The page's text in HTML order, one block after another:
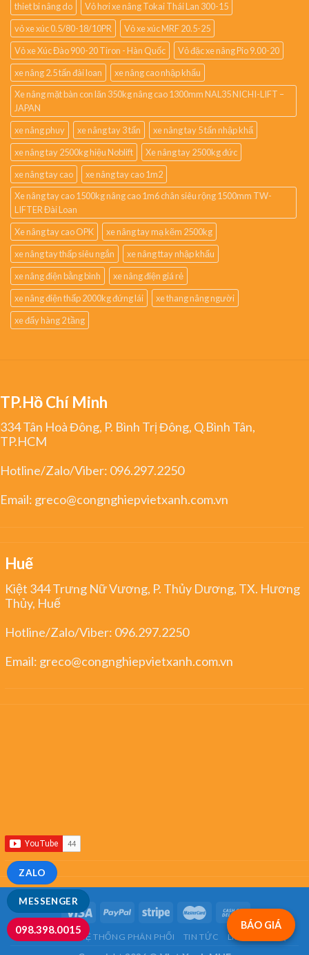
MESSENGER
ZALO
098.398.0015
thiet bi nâng do
Vỏ hơi xe nâng Tokai Thái Lan 300-15
vỏ xe xúc 0.5/80-18/10PR
Vỏ xe xúc MRF 20.5-25
Vỏ xe Xúc Đào 900-20 Tiron - Hàn Quốc
Vỏ đặc xe nâng Pio 9.00-20
xe nâng 2.5 tấn đài loan
xe nâng cao nhập khẩu
Xe nâng mặt bàn con lăn 350kg nâng cao 1300mm NAL35 NICHI-LIFT –
JAPAN
xe nâng phuy
xe nâng tay 3 tấn
xe nâng tay 5 tấn nhập khẩ
xe nâng tay 2500kg hiệu Noblift
Xe nâng tay 2500kg đức
xe nâng tay cao
xe nâng tay cao 1m2
Xe nâng tay cao 1500kg nâng cao 1m6 chân siêu rộng 1500mm TW-
LIFTER Đài Loan
Xe nâng tay cao OPK
xe nâng tay mạ kẽm 2500kg
xe nâng tay thấp siêu ngắn
xe nâng ttay nhập khẩu
xe nâng điện bằng bình
xe nâng điện giá rẻ
xe nâng điện thấp 2000kg đứng lái
xe thang nâng người
xe đẩy hàng 2 tầng
TP.Hồ Chí Minh
334 Tân Hoà Đông, P. Bình Trị Đông, Q.Bình Tân,
TP.HCM
Hotline/Zalo/Viber: 096.297.2250
Email: greco@congnghiepvietxanh.com.vn
Huế
Kiệt 344 Trưng Nữ Vương, P. Thủy Dương, TX. Hương
Thủy, Huế
Hotline/Zalo/Viber: 096.297.2250
Email: greco@congnghiepvietxanh.com.vn
BÁO GIÁ
GIỚI THIỆU HỆ THỐNG PHÂN PHỐI TIN TỨC LIÊN HỆ FAQ